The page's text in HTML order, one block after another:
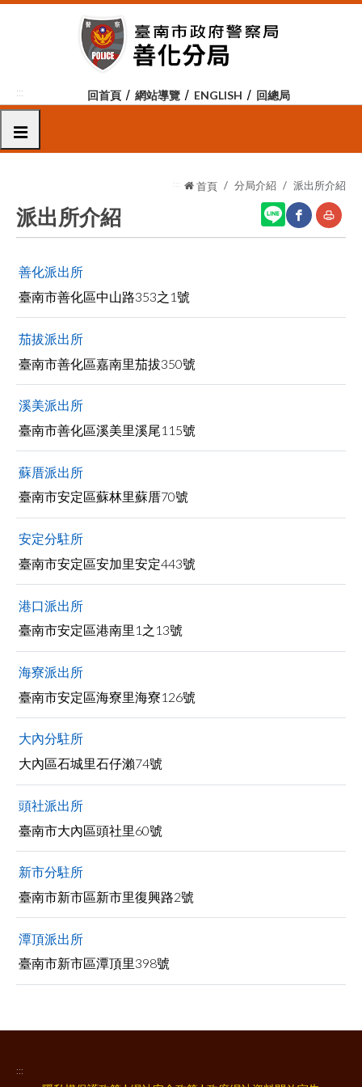
跳
容
塊
::: 回首頁 網站導覽 ENGLISH 回總局
選單
::: 首頁 分局介紹 派出所介紹
派出所介紹
facebook
善化派出所
臺南市善化區中山路353之1號
茄拔派出所
臺南市善化區嘉南里茄拔350號
溪美派出所
臺南市善化區溪美里溪尾115號
蘇厝派出所
臺南市安定區蘇林里蘇厝70號
安定分駐所
臺南市安定區安加里安定443號
港口派出所
臺南市安定區港南里1之13號
海寮派出所
臺南市安定區海寮里海寮126號
大內分駐所
大內區石城里石仔瀨74號
頭社派出所
臺南市大內區頭社里60號
新市分駐所
臺南市新市區新市里復興路2號
潭頂派出所
臺南市新市區潭頂里398號
:::